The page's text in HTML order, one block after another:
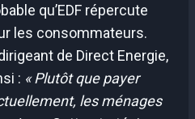
qu’EDF répercute
les consommateurs.
de Direct Energie,
: « Plutôt que payer
les ménages